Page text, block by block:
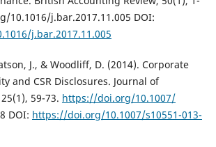
10.1016/j.bar.2017.11.005 DOI:
j.bar.2017.11.005
J., & Woodliff, D. (2014). Corporate
and CSR Disclosures. Journal of
59-73. https://doi.org/10.1007/
DOI: https://doi.org/10.1007/s10551-013-